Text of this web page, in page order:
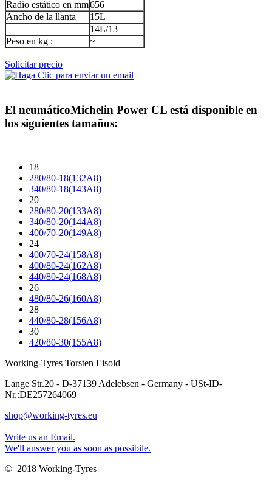
Radio estático en mm656
Ancho de la llanta
15L
14L/13
Peso en kg :
~
Solicitar precio
El neumáticoMichelin Power CL está disponible en
los siguientes tamaños:
18
280/80-18(132A8)
340/80-18(143A8)
20
280/80-20(133A8)
340/80-20(144A8)
400/70-20(149A8)
24
400/70-24(158A8)
400/80-24(162A8)
440/80-24(168A8)
26
480/80-26(160A8)
28
440/80-28(156A8)
30
420/80-30(155A8)
Working-Tyres Torsten Eisold
Lange Str.20 - D-37139 Adelebsen - Germany - USt-ID-
Nr.:DE257264069
shop@working-tyres.eu
Write us an Email.
We'll answer you as soon as possibile.
© 2018 Working-Tyres